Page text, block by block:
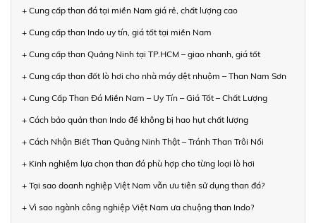
+ Cung cấp than đá tại miền Nam giá rẻ, chất lượng cao
+ Cung cấp than Indo uy tín, giá tốt tại miền Nam
+ Cung cấp than Quảng Ninh tại TP.HCM – giao nhanh, giá tốt
+ Cung cấp than đốt lò hơi cho nhà máy dệt nhuộm – Than Nam Sơn
+ Cung Cấp Than Đá Miền Nam – Uy Tín – Giá Tốt – Chất Lượng
+ Cách bảo quản than Indo để không bị hao hụt chất lượng
+ Cách Nhận Biết Than Quảng Ninh Thật – Tránh Than Trôi Nổi
+ Kinh nghiệm lựa chọn than đá phù hợp cho từng loại lò hơi
+ Tại sao doanh nghiệp Việt Nam vẫn ưu tiên sử dụng than đá?
+ Vì sao ngành công nghiệp Việt Nam ưa chuộng than Indo?